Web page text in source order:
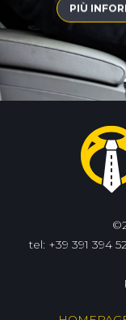
PIÙ
tel: +39 391 394